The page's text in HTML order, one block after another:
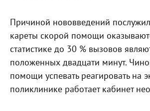
Причиной нововведений
кареты скорой помощи
статистике до 30 % вызовов
положенных двадцати минут.
помощи успевать реагировать на
поликлинике работает кабинет